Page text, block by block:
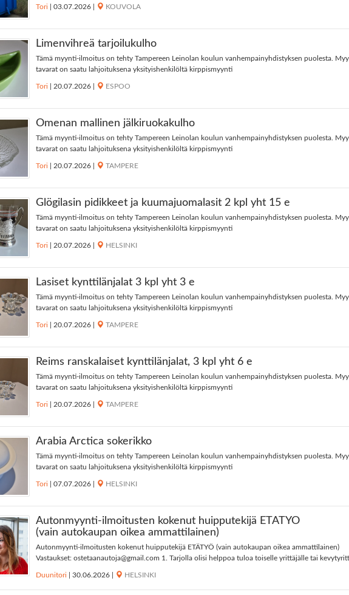
Tori 03.07.2026 KOUVOLA
Limenvihreä tarjoilukulho
Tämä myynti-ilmoitus on tehty Tampereen Leinolan koulun vanhempainyhdistyksen puolesta.
tavarat on saatu lahjoituksena yksityishenkilöltä kirppismyynti
Tori 20.07.2026 ESPOO
Omenan mallinen jälkiruokakulho
Tämä myynti-ilmoitus on tehty Tampereen Leinolan koulun vanhempainyhdistyksen puolesta.
tavarat on saatu lahjoituksena yksityishenkilöltä kirppismyynti
Tori 20.07.2026 TAMPERE
Glögilasin pidikkeet ja kuumajuomalasit 2 kpl yht 15 e
Tämä myynti-ilmoitus on tehty Tampereen Leinolan koulun vanhempainyhdistyksen puolesta.
tavarat on saatu lahjoituksena yksityishenkilöltä kirppismyynti
Tori 20.07.2026 HELSINKI
Lasiset kynttilänjalat 3 kpl yht 3 e
Tämä myynti-ilmoitus on tehty Tampereen Leinolan koulun vanhempainyhdistyksen puolesta.
tavarat on saatu lahjoituksena yksityishenkilöltä kirppismyynti
Tori 20.07.2026 TAMPERE
Reims ranskalaiset kynttilänjalat, 3 kpl yht 6 e
Tämä myynti-ilmoitus on tehty Tampereen Leinolan koulun vanhempainyhdistyksen puolesta.
tavarat on saatu lahjoituksena yksityishenkilöltä kirppismyynti
Tori 20.07.2026 TAMPERE
Arabia Arctica sokerikko
Tämä myynti-ilmoitus on tehty Tampereen Leinolan koulun vanhempainyhdistyksen puolesta.
tavarat on saatu lahjoituksena yksityishenkilöltä kirppismyynti
Tori 07.07.2026 HELSINKI
Autonmyynti-ilmoitusten kokenut huipputekijä ETÄTYÖ
(vain autokaupan oikea ammattilainen)
Autonmyynti-ilmoitusten kokenut huipputekijä ETÄTYÖ (vain autokaupan oikea ammattilainen)
Vastaukset: ostetaanautoja@gmail.com 1. Tarjolla olisi helppoa tuloa toiselle yrittäjälle tai
Duunitori 30.06.2026 HELSINKI